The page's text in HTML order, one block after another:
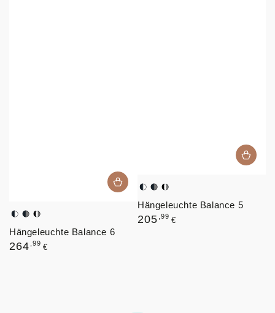
Schwarz,
Weiß
Schwarz,
Graphit
Schwarz,
Weiß,
Graphit
Hängeleuchte Balance 6
Regulärer
264 ,99 €
Schwarz,
Weiß
Schwarz,
Graphit
Schwarz,
Weiß,
Graphit
Hängeleuchte Balance 5
Regulärer
205 ,99 €